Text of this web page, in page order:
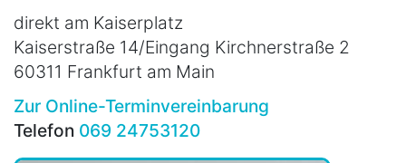
direkt am Kaiserplatz
Kaiserstraße 14/Eingang Kirchnerstraße 2
60311 Frankfurt am Main
Zur Online-Terminvereinbarung
Telefon 069 24753120